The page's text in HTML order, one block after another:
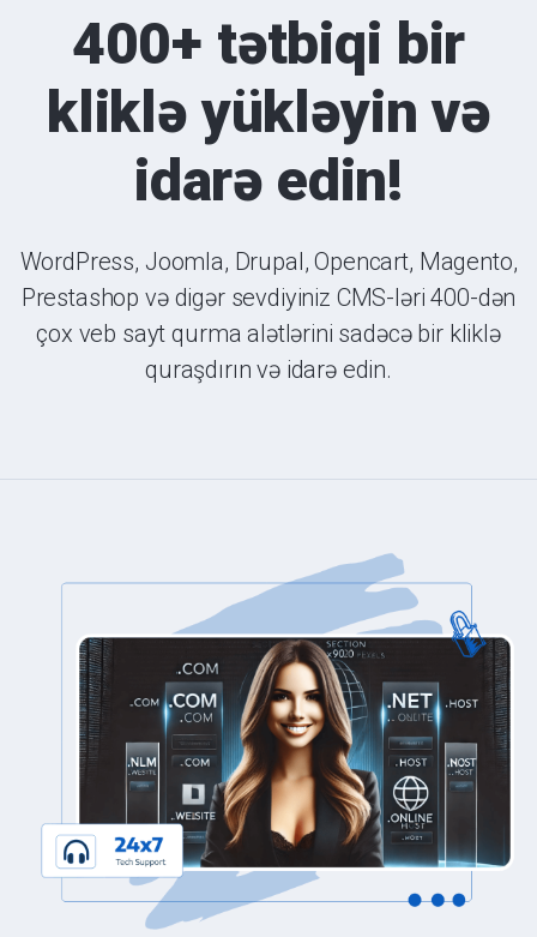
400+ tətbiqi bir
kliklə yükləyin və
idarə edin!
WordPress, Joomla, Drupal, Opencart, Magento,
Prestashop və digər sevdiyiniz CMS-ləri 400-dən
çox veb sayt qurma alətlərini sadəcə bir kliklə
quraşdırın və idarə edin.